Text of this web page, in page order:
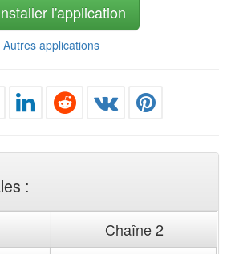
l'application
Autres applications
:
Chaîne 2